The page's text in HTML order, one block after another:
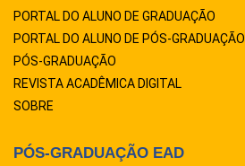
PORTAL DO ALUNO DE GRADUAÇÃO
PORTAL DO ALUNO DE PÓS-GRADUAÇÃO
PÓS-GRADUAÇÃO
REVISTA ACADÊMICA DIGITAL
SOBRE
PÓS-GRADUAÇÃO EAD